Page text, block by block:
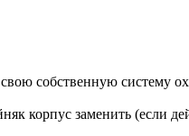
собственную систему
корпус заменить (если